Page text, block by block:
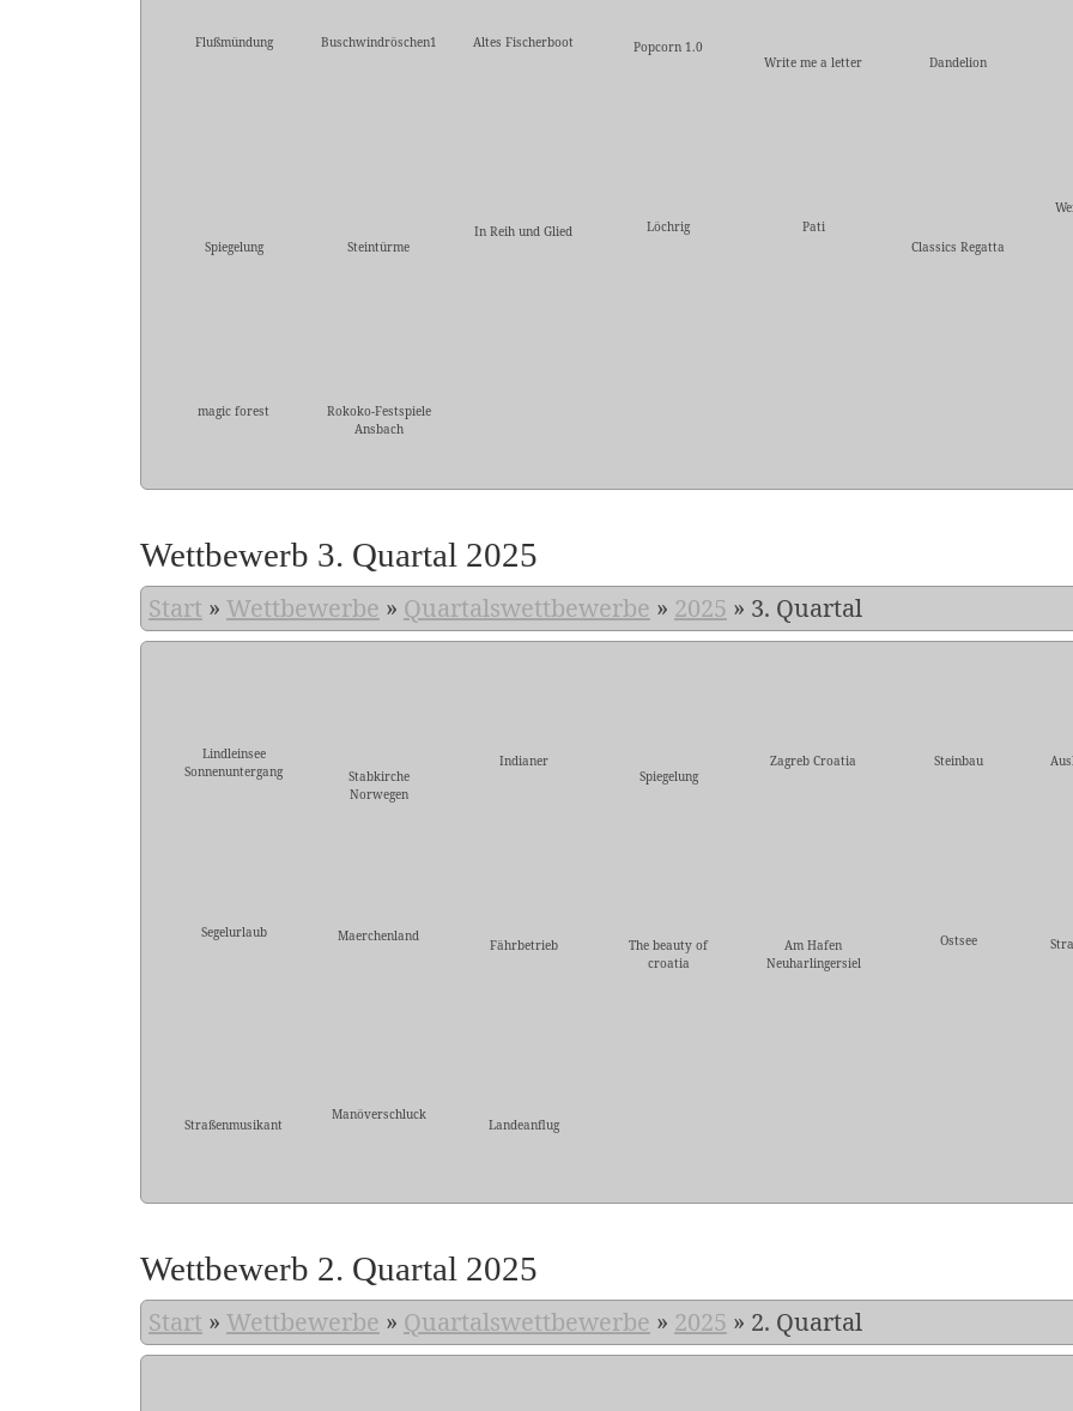
Flußmündung Buschwindröschen1 Altes Fischerboot
Popcorn 1.0
Write me a letter
Dandelion
Spiegelung Steintürme
In Reih und Glied Löchrig
Pati
Classics Regatta
magic forest
Rokoko-Festspiele
Ansbach
Wettbewerb 3. Quartal 2025
Start » Wettbewerbe » Quartalswettbewerbe » 2025 » 3. Quartal
Lindleinsee
Sonnenuntergang
Stabkirche
Norwegen
Indianer
Spiegelung
Zagreb Croatia Steinbau
Segelurlaub Maerchenland
Fährbetrieb
The beauty of
croatia
Am Hafen
Neuharlingersiel
Ostsee
Straßenmusikant
Manöverschluck
Landeanflug
Wettbewerb 2. Quartal 2025
Start » Wettbewerbe » Quartalswettbewerbe » 2025 » 2. Quartal